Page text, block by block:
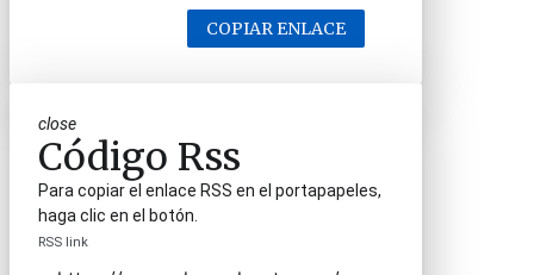
COPIAR ENLACE
close
Código Rss
Para copiar el enlace RSS en el portapapeles,
haga clic en el botón.
RSS link